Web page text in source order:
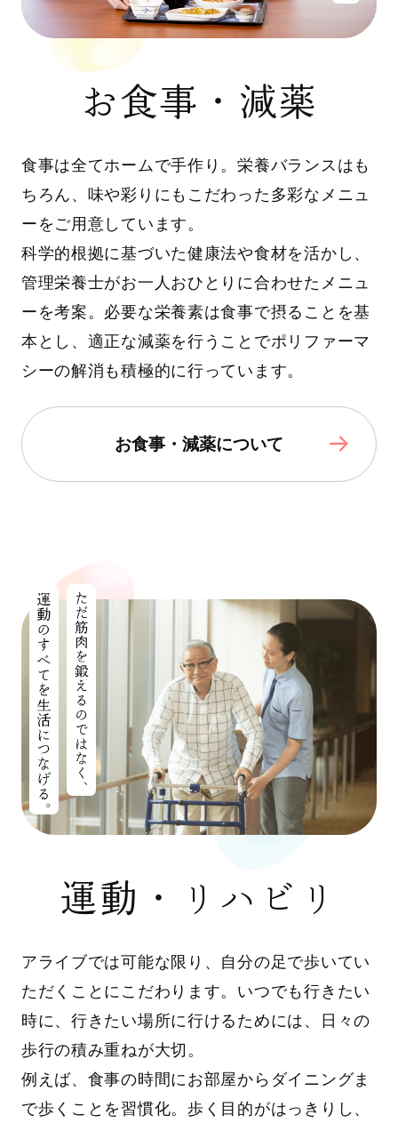
お食事・減薬
食事は全てホームで手作り。栄養バランスはも
ちろん、味や彩りにもこだわった多彩なメニュ
ーをご用意しています。
科学的根拠に基づいた健康法や食材を活かし、
管理栄養士がお一人おひとりに合わせたメニュ
ーを考案。必要な栄養素は食事で摂ることを基
本とし、適正な減薬を行うことでポリファーマ
シーの解消も積極的に行っています。
お食事・減薬について
運動・リハビリ
アライブでは可能な限り、自分の足で歩いてい
ただくことにこだわります。いつでも行きたい
時に、行きたい場所に行けるためには、日々の
歩行の積み重ねが大切。
例えば、食事の時間にお部屋からダイニングま
で歩くことを習慣化。歩く目的がはっきりし、